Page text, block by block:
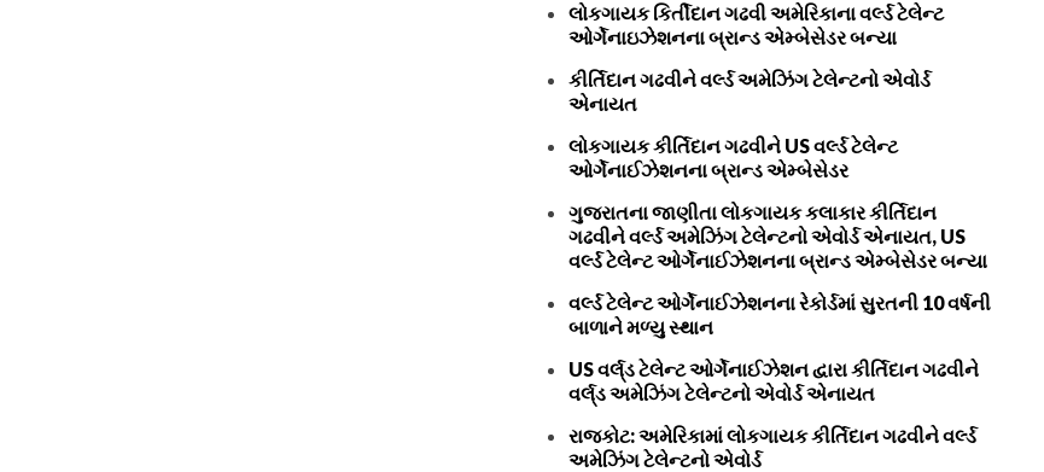
લોકગાયક કિર્તીદાન ગઢવી અમેરિકાના વર્લ્ડ ટેલેન્ટ
ઓર્ગેનાઇઝેશનના બ્રાન્ડ એમ્બેસેડર બન્યા
કીર્તિદાન ગઢવીને વર્લ્ડ અમેઝિંગ ટેલેન્ટનો એવોર્ડ
એનાયત
લોકગાયક કીર્તિદાન ગઢવીને US વર્લ્ડ ટેલેન્ટ
ઓર્ગેનાઈઝેશનના બ્રાન્ડ એમ્બેસેડર
ગુજરાતના જાણીતા લોકગાયક કલાકાર કીર્તિદાન
ગઢવીને વર્લ્ડ અમેઝિંગ ટેલેન્ટનો એવોર્ડ એનાયત, US
વર્લ્ડ ટેલેન્ટ ઓર્ગેનાઈઝેશનના બ્રાન્ડ એમ્બેસેડર બન્યા
વર્લ્ડ ટેલેન્ટ ઓર્ગેનાઈઝેશનના રેકોર્ડમાં સુરતની 10 વર્ષની
બાળાને મળ્યુ સ્થાન
US વર્લ્‌ડ ટેલેન્ટ ઓર્ગેનાઈઝેશન દ્વારા કીર્તિદાન ગઢવીને
વર્લ્‌ડ અમેઝિંગ ટેલેન્ટનો એવોર્ડ એનાયત
રાજકોટ: અમેરિકામાં લોકગાયક કીર્તિદાન ગઢવીને વર્લ્ડ
અમેઝિંગ ટેલેન્ટનો એવોર્ડ